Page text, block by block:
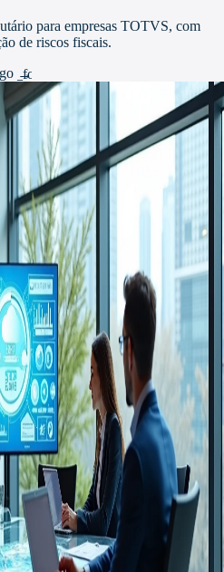
para empresas TOTVS, com
de riscos fiscais.